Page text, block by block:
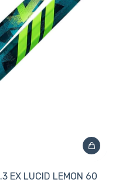
EX LUCID LEMON 60